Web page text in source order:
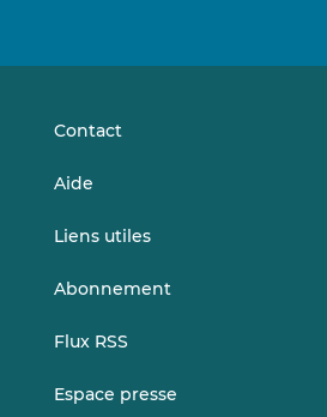
Contact
Aide
Liens utiles
Abonnement
Flux RSS
Espace presse